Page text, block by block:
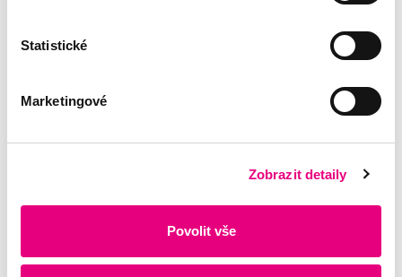
Statistické
Marketingové
Zobrazit detaily
Povolit vše